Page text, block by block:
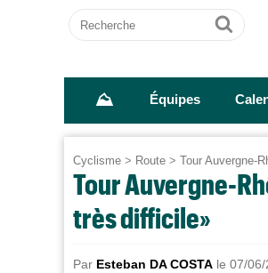
Recherche
Ok
⛰ Équipes
Cyclisme > Route > Tour Auvergne-
Tour Auvergne-
très difficile»
Par Esteban DA COSTA le 07/